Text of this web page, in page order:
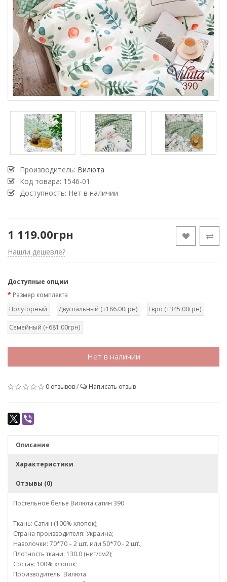
Производитель: Вилюта
Код товара: 1546-01
Доступность: Нет в наличии
1 119.00грн
Нашли дешевле?
Доступные опции
Размер комплекта
Полуторный
Двуспальный (+186.00грн) Евро (+345.00грн)
Семейный (+681.00грн)
Нет в наличии
0 отзывов/ Написать отзыв
Описание
Характеристики
Отзывы (0)
Постельное белье Вилюта сатин 390
Ткань: Сатин (100% хлопок);
Страна производителя: Украина;
Наволочки: 70*70 – 2 шт. или 50*70 - 2 шт.;
Плотность ткани: 130.0 (нит/см2);
Состав: 100% хлопок;
Производитель: Вилюта